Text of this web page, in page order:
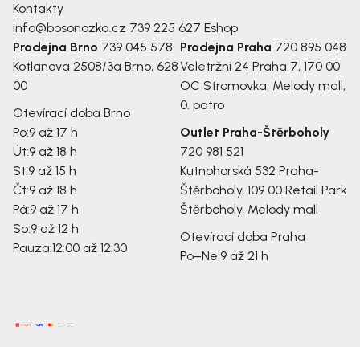
Kontakty
info@bosonozka.cz 739 225 627 Eshop
Prodejna Brno 739 045 578
Kotlanova 2508/3a Brno, 628
00
Otevírací doba Brno
Po:9 až 17 h
Út:9 až 18 h
St:9 až 15 h
Čt:9 až 18 h
Pá:9 až 17 h
So:9 až 12 h
Pauza:12:00 až 12:30
Prodejna Praha 720 895 048
Veletržní 24 Praha 7, 170 00
OC Stromovka, Melody mall,
0. patro
Outlet Praha-Štěrboholy
720 981 521
Kutnohorská 532 Praha-
Štěrboholy, 109 00 Retail Park
Štěrboholy, Melody mall
Otevírací doba Praha
Po–Ne:9 až 21 h